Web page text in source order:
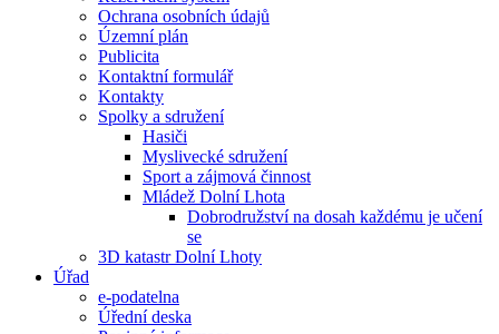
Ochrana osobních údajů
Územní plán
Publicita
Kontaktní formulář
Kontakty
Spolky a sdružení
Hasiči
Myslivecké sdružení
Sport a zájmová činnost
Mládež Dolní Lhota
Dobrodružství na dosah každému je učení
se
3D katastr Dolní Lhoty
Úřad
e-podatelna
Úřední deska